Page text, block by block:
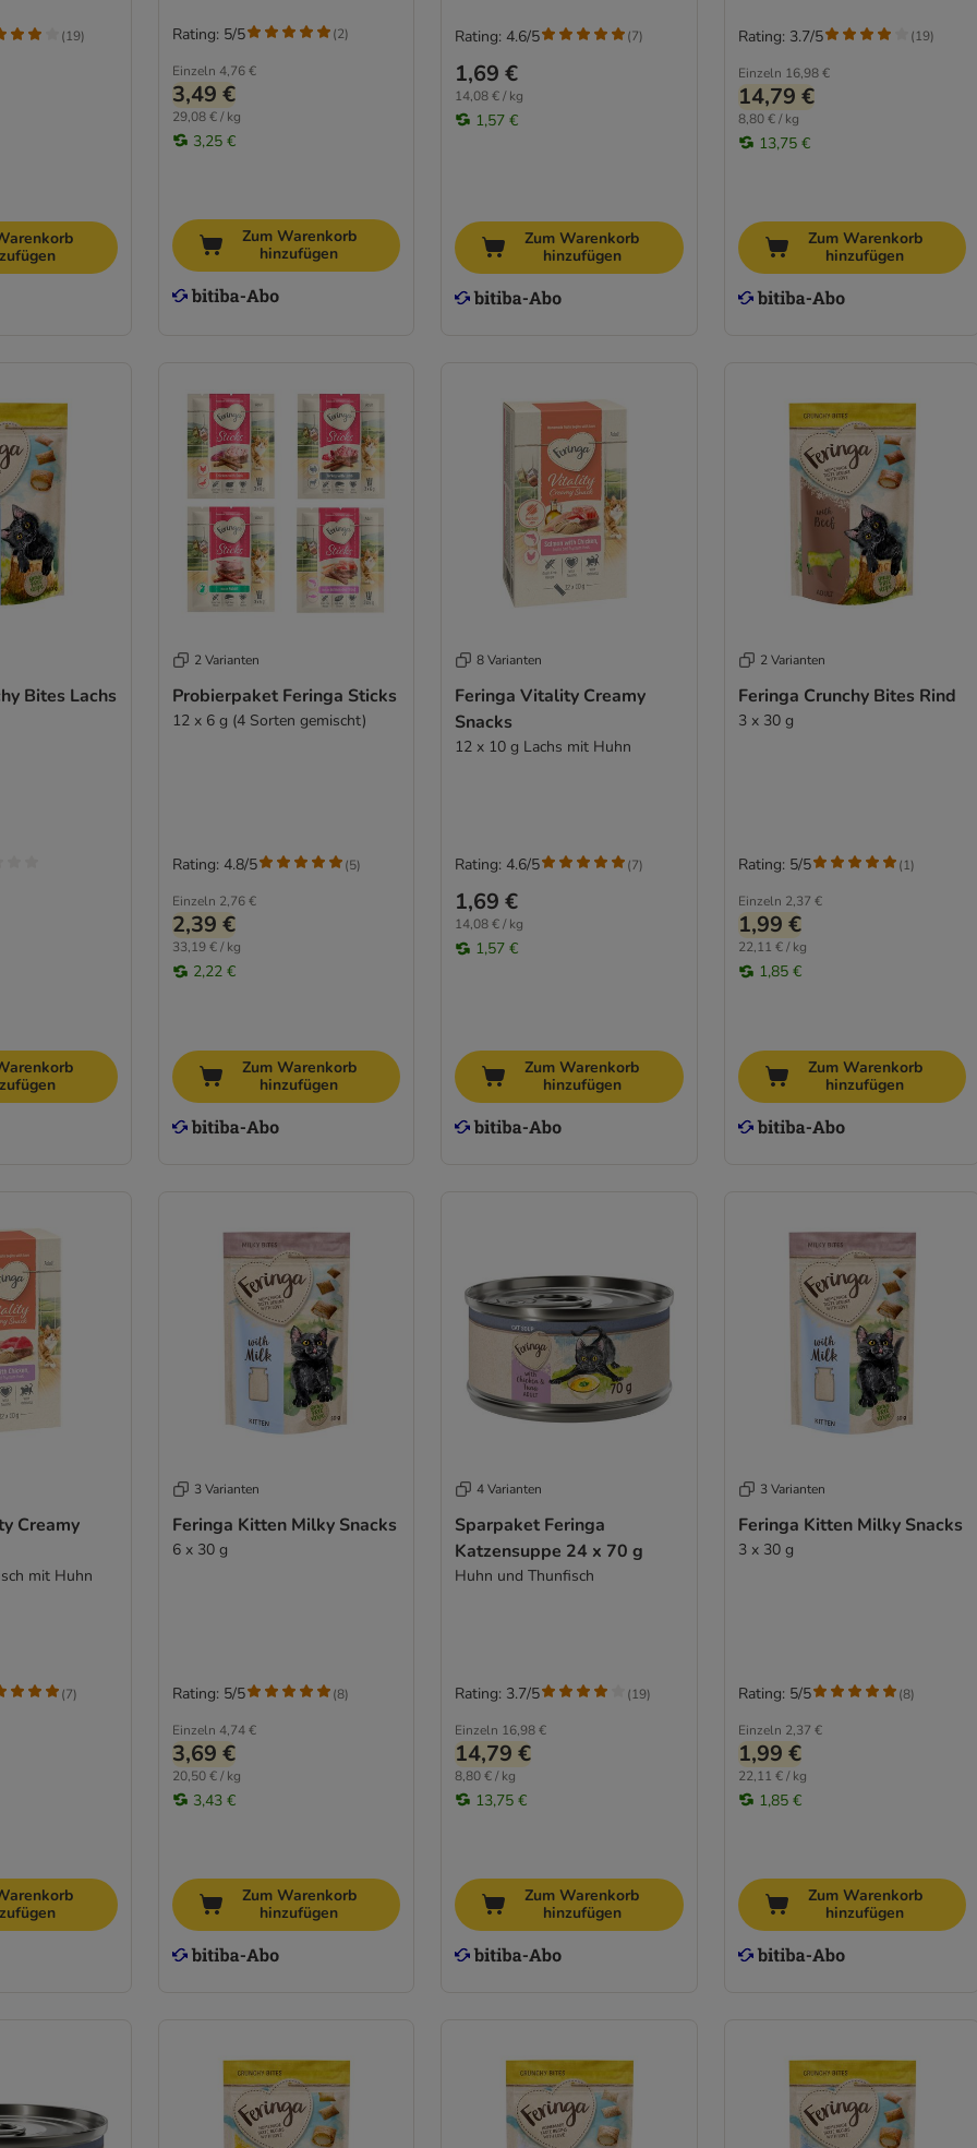
(19)
Einzeln 4,76 €
3,49 €
29,08 € / kg
3,25 €
Rating: 5/5 (2)
Zum Warenkorb
hinzufügen
1,69 €
14,08 € / kg
1,57 €
Rating: 4.6/5 (7)
Zum Warenkorb
hinzufügen
Einzeln 16,98 €
14,79 €
8,80 € / kg
13,75 €
Rating: 3.7/5 (19)
Zum Warenkorb
hinzufügen
Bites Lachs
2 Varianten
Probierpaket Feringa Sticks
12 x 6 g (4 Sorten gemischt)
Einzeln 2,76 €
2,39 €
33,19 € / kg
2,22 €
Rating: 4.8/5 (5)
Zum Warenkorb
hinzufügen
8 Varianten
Feringa Vitality Creamy
Snacks
12 x 10 g Lachs mit Huhn
1,69 €
14,08 € / kg
1,57 €
Rating: 4.6/5 (7)
Zum Warenkorb
hinzufügen
2 Varianten
Feringa Crunchy Bites Rind
3 x 30 g
Einzeln 2,37 €
1,99 €
22,11 € / kg
1,85 €
Rating: 5/5 (1)
Zum Warenkorb
hinzufügen
Creamy
mit Huhn
(7)
3 Varianten
Feringa Kitten Milky Snacks
6 x 30 g
Einzeln 4,74 €
3,69 €
20,50 € / kg
3,43 €
Rating: 5/5 (8)
Zum Warenkorb
hinzufügen
4 Varianten
Sparpaket Feringa
Katzensuppe 24 x 70 g
Huhn und Thunfisch
Einzeln 16,98 €
14,79 €
8,80 € / kg
13,75 €
Rating: 3.7/5 (19)
Zum Warenkorb
hinzufügen
3 Varianten
Feringa Kitten Milky Snacks
3 x 30 g
Einzeln 2,37 €
1,99 €
22,11 € / kg
1,85 €
Rating: 5/5 (8)
Zum Warenkorb
hinzufügen